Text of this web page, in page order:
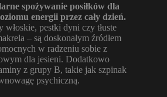
spożywanie posiłków dla
energii przez cały dzień.
pestki dyni czy tłuste
– są doskonałym źródłem
w radzeniu sobie z
dla jesieni. Dodatkowo
z grupy B, takie jak szpinak
psychiczną.